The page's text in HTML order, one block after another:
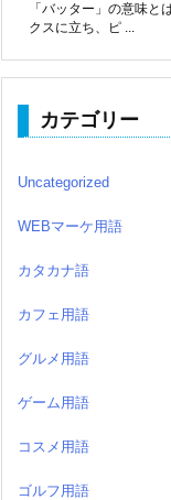
「バッター」の意味と
クスに立ち、ピ ...
カテゴリー
Uncategorized
WEBマーケ用語
カタカナ語
カフェ用語
グルメ用語
ゲーム用語
コスメ用語
ゴルフ用語